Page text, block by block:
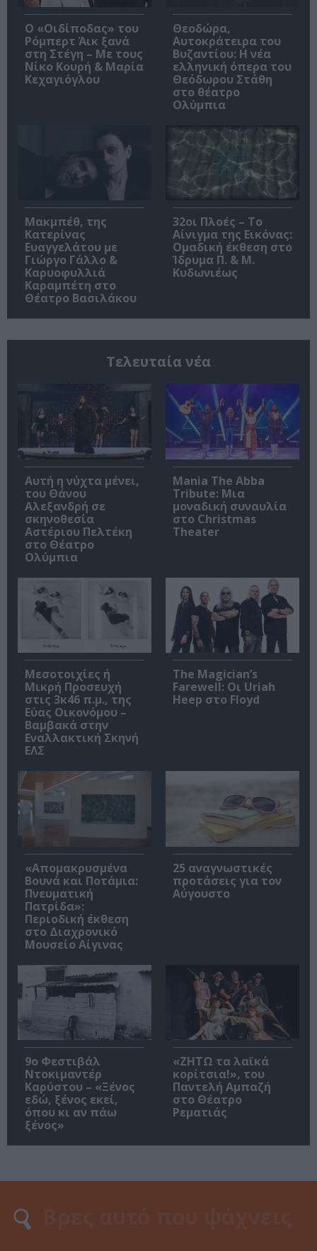
O «Οιδίποδας» του
Ρόμπερτ Άικ ξανά
στη Στέγη – Με τους
Νίκο Κουρή & Μαρία
Κεχαγιόγλου
Θεοδώρα,
Αυτοκράτειρα του
Βυζαντίου: Η νέα
ελληνική όπερα του
Θεόδωρου Στάθη
στο θέατρο
Ολύμπια
Μακμπέθ, της
Κατερίνας
Ευαγγελάτου με
Γιώργο Γάλλο &
Καρυοφυλλιά
Καραμπέτη στο
Θέατρο Βασιλάκου
32οι Πλοές – Το
Αίνιγμα της Εικόνας:
Ομαδική έκθεση στο
Ίδρυμα Π. & Μ.
Κυδωνιέως
Τελευταία νέα
Αυτή η νύχτα μένει,
του Θάνου
Αλεξανδρή σε
σκηνοθεσία
Αστέριου Πελτέκη
στο Θέατρο
Ολύμπια
Mania The Abba
Tribute: Μια
μοναδική συναυλία
στο Christmas
Theater
Μεσοτοιχίες ή
Μικρή Προσευχή
στις 3κ46 π.μ., της
Εύας Οικονόμου –
Βαμβακά στην
Εναλλακτική Σκηνή
ΕΛΣ
The Magician’s
Farewell: Οι Uriah
Heep στο Floyd
«Απομακρυσμένα
Βουνά και Ποτάμια:
Πνευματική
Πατρίδα»:
Περιοδική έκθεση
στο Διαχρονικό
Μουσείο Αίγινας
25 αναγνωστικές
προτάσεις για τον
Αύγουστο
9ο Φεστιβάλ
Ντοκιμαντέρ
Καρύστου – «Ξένος
εδώ, ξένος εκεί,
όπου κι αν πάω
ξένος»
«ΖΗΤΩ τα λαϊκά
κορίτσια!», του
Παντελή Αμπαζή
στο Θέατρο
Ρεματιάς